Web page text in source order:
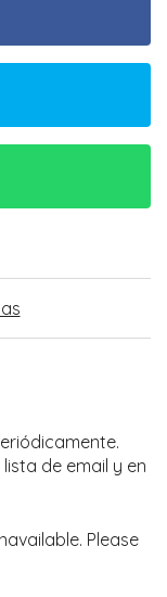
de email y en
Please